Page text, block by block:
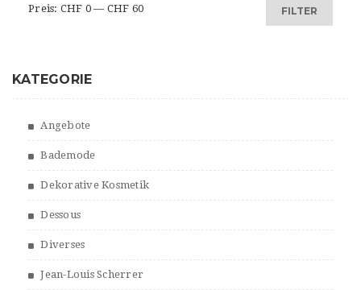
FILTER
Preis: CHF 0 — CHF 60
KATEGORIE
Angebote
Bademode
Dekorative Kosmetik
Dessous
Diverses
Jean-Louis Scherrer